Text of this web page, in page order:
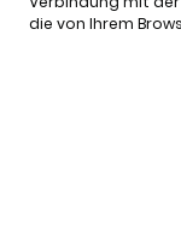
die von Ihrem